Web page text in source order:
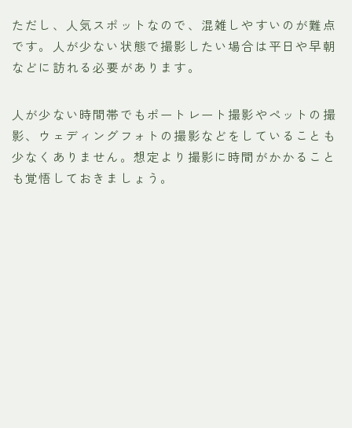
ただし、人気スポットなので、混雑しやすいのが難点
です。人が少ない状態で撮影したい場合は平日や早朝
などに訪れる必要があります。
人が少ない時間帯でもポートレート撮影やペットの撮
影、ウェディングフォトの撮影などをしていることも
少なくありません。想定より撮影に時間がかかること
も覚悟しておきましょう。